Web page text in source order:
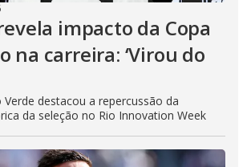
impacto da Copa
na carreira: ‘Virou do
Verde destacou a repercussão da
da seleção no Rio Innovation Week